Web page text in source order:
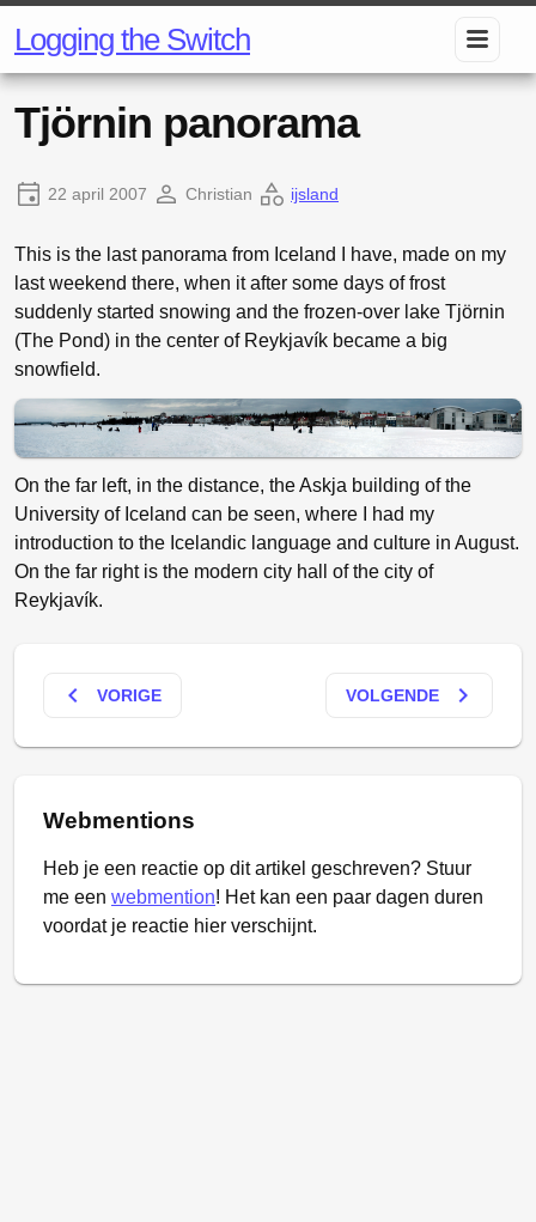
Logging the Switch
Tjörnin panorama
22 april 2007 Christian ijsland
This is the last panorama from Iceland I have, made on my
last weekend there, when it after some days of frost
suddenly started snowing and the frozen-over lake Tjörnin
(The Pond) in the center of Reykjavík became a big
snowfield.
On the far left, in the distance, the Askja building of the
University of Iceland can be seen, where I had my
introduction to the Icelandic language and culture in August.
On the far right is the modern city hall of the city of
Reykjavík.
keyboard_arrow_left VORIGE VOLGENDE keyboard_arrow_right
Webmentions
Heb je een reactie op dit artikel geschreven? Stuur
me een webmention! Het kan een paar dagen duren
voordat je reactie hier verschijnt.